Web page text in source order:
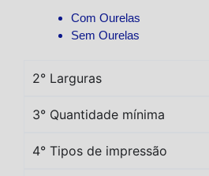
Com Ourelas
Sem Ourelas
2° Larguras
3° Quantidade mínima
4° Tipos de impressão